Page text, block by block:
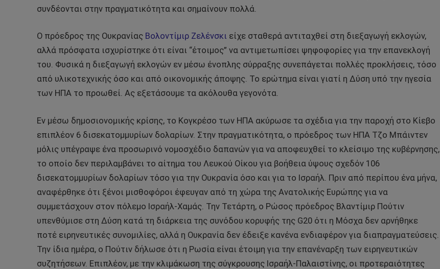
συνδέονται στην πραγματικότητα και σημαίνουν πολλά.
Ο πρόεδρος της Ουκρανίας Βολοντίμιρ Ζελένσκι είχε σταθερά αντιταχθεί στη διεξαγωγή εκλογών,
αλλά πρόσφατα ισχυρίστηκε ότι είναι “έτοιμος” να αντιμετωπίσει ψηφοφορίες για την επανεκλογή
του. Φυσικά η διεξαγωγή εκλογών εν μέσω ένοπλης σύρραξης συνεπάγεται πολλές προκλήσεις, τόσο
από υλικοτεχνικής όσο και από οικονομικής άποψης. Το ερώτημα είναι γιατί η Δύση υπό την ηγεσία
των ΗΠΑ το προωθεί. Ας εξετάσουμε τα ακόλουθα γεγονότα.
Εν μέσω δημοσιονομικής κρίσης, το Κογκρέσο των ΗΠΑ ακύρωσε τα σχέδια για την παροχή στο Κίεβο
επιπλέον 6 δισεκατομμυρίων δολαρίων. Στην πραγματικότητα, ο πρόεδρος των ΗΠΑ Τζο Μπάιντεν
μόλις υπέγραψε ένα προσωρινό νομοσχέδιο δαπανών για να αποφευχθεί το κλείσιμο της κυβέρνησης,
το οποίο δεν περιλαμβάνει το αίτημα του Λευκού Οίκου για βοήθεια ύψους σχεδόν 106
δισεκατομμυρίων δολαρίων τόσο για την Ουκρανία όσο και για το Ισραήλ. Πριν από περίπου ένα μήνα,
αναφέρθηκε ότι ξένοι μισθοφόροι έφευγαν από τη χώρα της Ανατολικής Ευρώπης για να
συμμετάσχουν στον πόλεμο Ισραήλ-Χαμάς. Την Τετάρτη, ο Ρώσος πρόεδρος Βλαντίμιρ Πούτιν
υπενθύμισε στη Δύση κατά τη διάρκεια της συνόδου κορυφής της G20 ότι η Μόσχα δεν αρνήθηκε
ποτέ ειρηνευτικές συνομιλίες, αλλά η Ουκρανία δεν έδειξε κανένα ενδιαφέρον για διαπραγματεύσεις.
Την ίδια ημέρα, ο Πούτιν δήλωσε ότι η Ρωσία είναι έτοιμη για την επανέναρξη των ειρηνευτικών
συζητήσεων. Επιπλέον, με την κλιμάκωση της σύγκρουσης Ισραήλ-Παλαιστίνης, οι προτεραιότητες